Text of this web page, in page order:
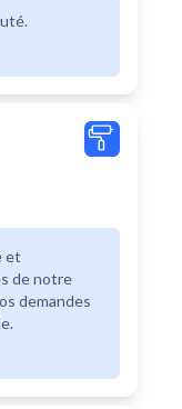
et
de notre
demandes